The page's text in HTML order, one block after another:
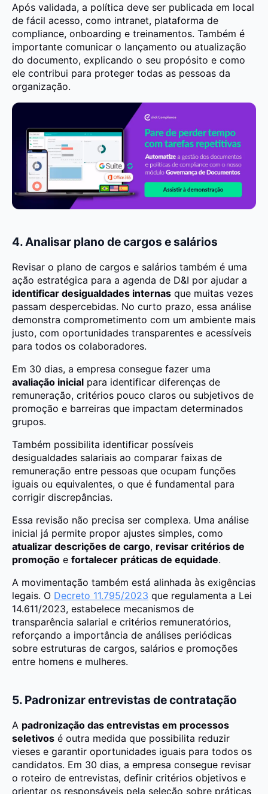
Após validada, a política deve ser publicada em local
de fácil acesso, como intranet, plataforma de
compliance, onboarding e treinamentos. Também é
importante comunicar o lançamento ou atualização
do documento, explicando o seu propósito e como
ele contribui para proteger todas as pessoas da
organização.
4. Analisar plano de cargos e salários
Revisar o plano de cargos e salários também é uma
ação estratégica para a agenda de D&I por ajudar a
identificar desigualdades internas que muitas vezes
passam despercebidas. No curto prazo, essa análise
demonstra comprometimento com um ambiente mais
justo, com oportunidades transparentes e acessíveis
para todos os colaboradores.
Em 30 dias, a empresa consegue fazer uma
avaliação inicial para identificar diferenças de
remuneração, critérios pouco claros ou subjetivos de
promoção e barreiras que impactam determinados
grupos.
Também possibilita identificar possíveis
desigualdades salariais ao comparar faixas de
remuneração entre pessoas que ocupam funções
iguais ou equivalentes, o que é fundamental para
corrigir discrepâncias.
Essa revisão não precisa ser complexa. Uma análise
inicial já permite propor ajustes simples, como
atualizar descrições de cargo, revisar critérios de
promoção e fortalecer práticas de equidade.
A movimentação também está alinhada às exigências
legais. O Decreto 11.795/2023 que regulamenta a Lei
14.611/2023, estabelece mecanismos de
transparência salarial e critérios remuneratórios,
reforçando a importância de análises periódicas
sobre estruturas de cargos, salários e promoções
entre homens e mulheres.
5. Padronizar entrevistas de contratação
A padronização das entrevistas em processos
seletivos é outra medida que possibilita reduzir
vieses e garantir oportunidades iguais para todos os
candidatos. Em 30 dias, a empresa consegue revisar
o roteiro de entrevistas, definir critérios objetivos e
orientar os responsáveis pela seleção sobre práticas